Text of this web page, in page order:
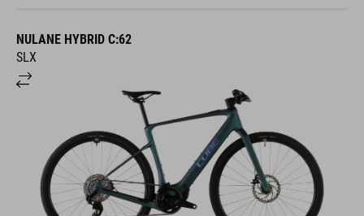
NULANE HYBRID C:62
SLX